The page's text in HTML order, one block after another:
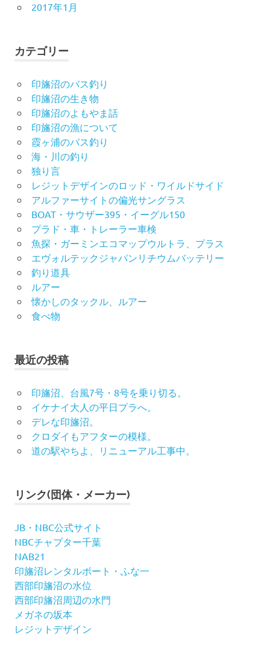
2017年1月
カテゴリー
印旛沼のバス釣り
印旛沼の生き物
印旛沼のよもやま話
印旛沼の漁について
霞ヶ浦のバス釣り
海・川の釣り
独り言
レジットデザインのロッド・ワイルドサイド
アルファーサイトの偏光サングラス
BOAT・サウザー395・イーグル150
プラド・車・トレーラー車検
魚探・ガーミンエコマップウルトラ、プラス
エヴォルテックジャパンリチウムバッテリー
釣り道具
ルアー
懐かしのタックル、ルアー
食べ物
最近の投稿
印旛沼、台風7号・8号を乗り切る。
イケナイ大人の平日プラへ。
デレな印旛沼。
クロダイもアフターの模様。
道の駅やちよ、リニューアル工事中。
リンク(団体・メーカー)
JB・NBC公式サイト
NBCチャプター千葉
NAB21
印旛沼レンタルボート・ふな一
西部印旛沼の水位
西部印旛沼周辺の水門
メガネの坂本
レジットデザイン